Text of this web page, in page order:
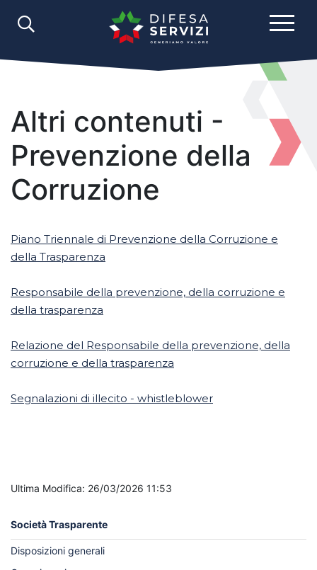
Altri contenuti -
Prevenzione della
Corruzione
Piano Triennale di Prevenzione della Corruzione e
della Trasparenza
Responsabile della prevenzione, della corruzione e
della trasparenza
Relazione del Responsabile della prevenzione, della
corruzione e della trasparenza
Segnalazioni di illecito - whistleblower
Ultima Modifica: 26/03/2026 11:53
Società Trasparente
Disposizioni generali